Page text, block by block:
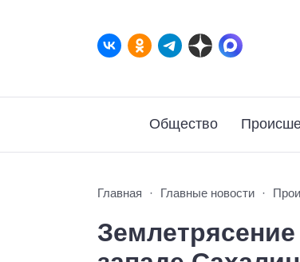
Общество
Главная Главные новости